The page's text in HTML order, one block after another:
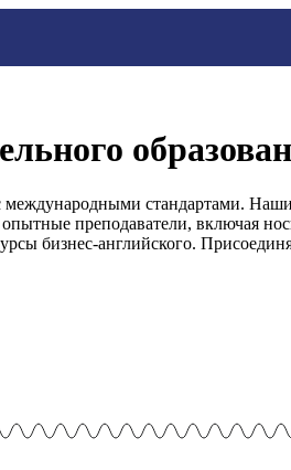
стандартами.
преподаватели, включая
бизнес-английского.